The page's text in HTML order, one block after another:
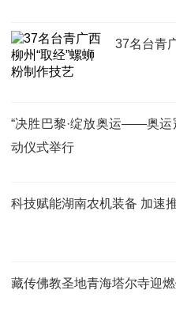
37名台青
“决胜巴黎·绽放奥运——奥运
动仪式举行
科技赋能湖南农机装备 加速
藏传佛教圣地青海塔尔寺迎燃